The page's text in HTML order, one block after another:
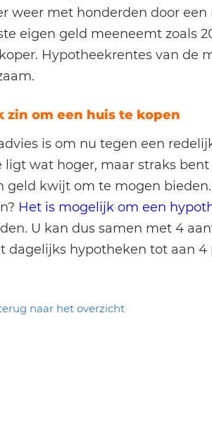
weer met honderden door
eigen geld meeneemt zoals
Hypotheekrentes van de
zin om een huis te kopen
is om nu tegen een
ligt wat hoger, maar straks
geld kwijt om te mogen
Het is mogelijk om een
U kan dus samen met 4
dagelijks hypotheken tot aan 4
naar het overzicht